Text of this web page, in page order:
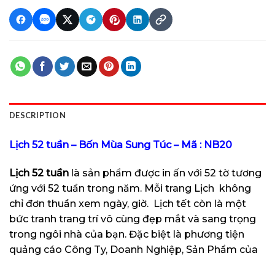
DESCRIPTION
Lịch 52 tuần – Bốn Mùa Sung Túc – Mã : NB20
Lịch 52 tuần là sản phẩm được in ấn với 52 tờ tương
ứng với 52 tuần trong năm. Mỗi trang Lịch không
chỉ đơn thuần xem ngày, giờ. Lịch tết còn là một
bức tranh trang trí vô cùng đẹp mắt và sang trọng
trong ngôi nhà của bạn. Đặc biệt là phương tiện
quảng cáo Công Ty, Doanh Nghiệp, Sản Phẩm của